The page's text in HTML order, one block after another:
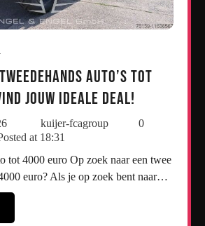
auto’s tot
jouw ideale deal!
kuijer-fcagroup
0
at 18:31
euro? Als je op zoek bent naar…